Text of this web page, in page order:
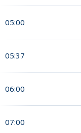
05:00
05:37
06:00
07:00